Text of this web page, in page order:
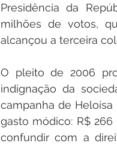
Presidência da
milhões de votos,
alcançou a terceira
O pleito de 2006
indignação da
campanha de
gasto módico: R$
confundir com a